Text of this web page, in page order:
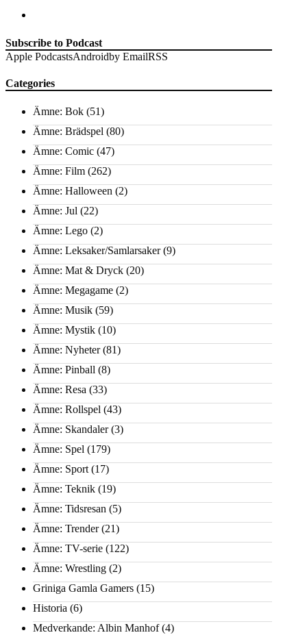
Subscribe to Podcast
Apple PodcastsAndroidby EmailRSS
Categories
Ämne: Bok (51)
Ämne: Brädspel (80)
Ämne: Comic (47)
Ämne: Film (262)
Ämne: Halloween (2)
Ämne: Jul (22)
Ämne: Lego (2)
Ämne: Leksaker/Samlarsaker(9)
Ämne: Mat & Dryck (20)
Ämne: Megagame (2)
Ämne: Musik (59)
Ämne: Mystik (10)
Ämne: Nyheter(81)
Ämne: Pinball (8)
Ämne: Resa (33)
Ämne: Rollspel (43)
Ämne: Skandaler(3)
Ämne: Spel (179)
Ämne: Sport (17)
Ämne: Teknik (19)
Ämne: Tidsresan (5)
Ämne: Trender(21)
Ämne: TV-serie (122)
Ämne: Wrestling (2)
Griniga Gamla Gamers (15)
Historia (6)
Medverkande: Albin Manhof(4)